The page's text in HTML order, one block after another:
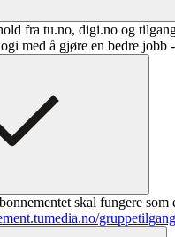
fra tu.no, digi.no og
med å gjøre en bedre
skal fungere
gruppetilgang